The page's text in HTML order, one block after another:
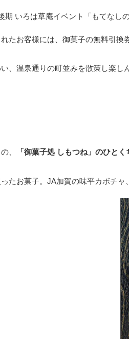
期 いろは草庵イベント「もてなし
たお客様には、御菓子の無料引換
、温泉通りの町並みを散策し楽し
、 「御菓子処 しもつね」のひと
たお菓子。JA加賀の味平カボチ